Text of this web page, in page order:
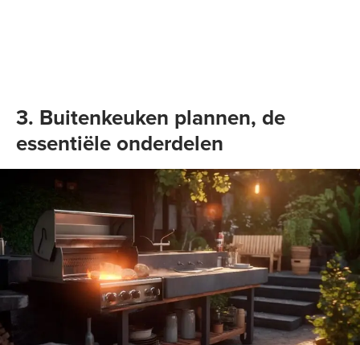
3. Buitenkeuken plannen, de
essentiële onderdelen